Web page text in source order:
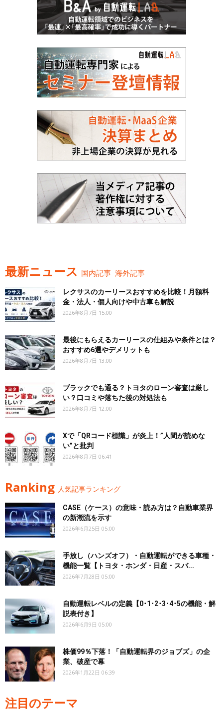
最新ニュース 国内記事 海外記事
レクサスのカーリースおすすめを比較！月額料
金・法人・個人向けや中古車も解説
2026年8月7日 15:00
最後にもらえるカーリースの仕組みや条件とは？
おすすめ6選やデメリットも
2026年8月7日 13:00
ブラックでも通る？トヨタのローン審査は厳し
い？口コミや落ちた後の対処法も
2026年8月7日 12:00
Xで「QRコード標識」が炎上！”人間が読めな
い”と批判
2026年8月7日 06:41
Ranking 人気記事ランキング
CASE（ケース）の意味・読み方は？自動車業界
の新潮流を示す
2026年6月25日 05:00
手放し（ハンズオフ）・自動運転ができる車種・
機能一覧【トヨタ・ホンダ・日産・スバ...
2026年7月28日 05:00
自動運転レベルの定義【0･1･2･3･4･5の機能・解
説表付き】
2026年6月9日 05:00
株価99％下落！「自動運転界のジョブズ」の企
業、破産で幕
2026年1月22日 06:39
注目のテーマ